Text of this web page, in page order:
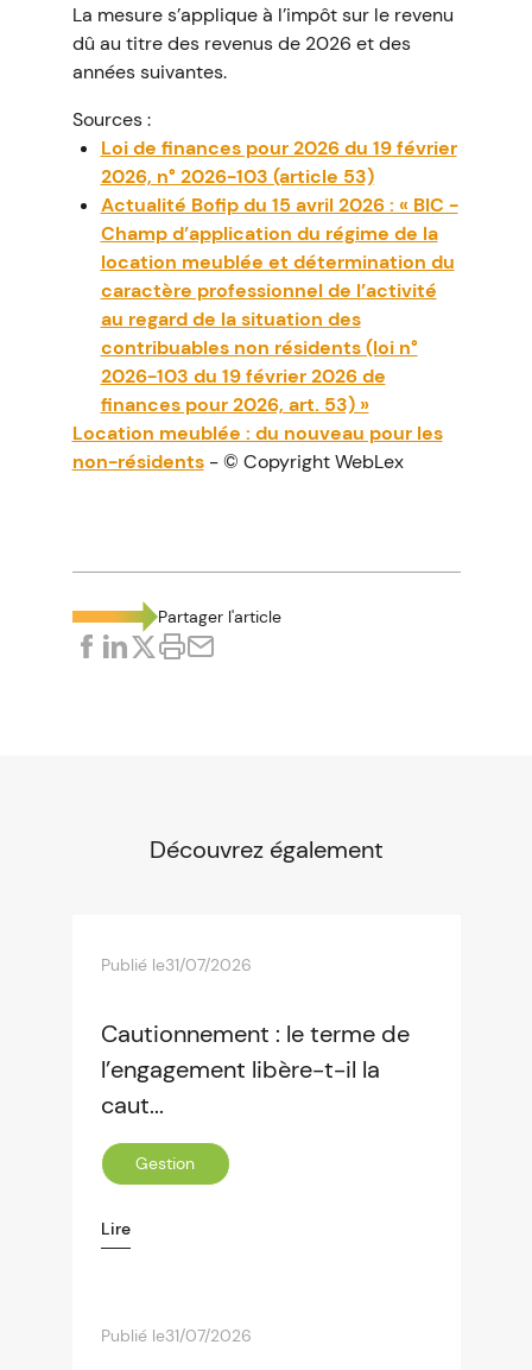
La mesure s’applique à l’impôt sur le revenu
dû au titre des revenus de 2026 et des
années suivantes.
Sources :
Loi de finances pour 2026 du 19 février
2026, n° 2026-103 (article 53)
Actualité Bofip du 15 avril 2026 : « BIC -
Champ d’application du régime de la
location meublée et détermination du
caractère professionnel de l’activité
au regard de la situation des
contribuables non résidents (loi n°
2026-103 du 19 février 2026 de
finances pour 2026, art. 53) »
Location meublée : du nouveau pour les
non-résidents- © Copyright WebLex
Partager l'article
Découvrez également
Publié le31/07/2026
Cautionnement : le terme de
l’engagement libère-t-il la
caut...
Gestion
Lire
Publié le31/07/2026